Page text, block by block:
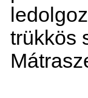
trükkös